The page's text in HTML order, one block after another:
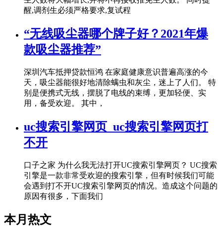
醒,调剂生必须严格要求,复试程
“无线吸尘器哪个牌子好？2021年爆
款吸尘器推荐”
深圳汽车抵押贷款恒鸿 在家庭健康意识普遍高涨的今
天，吸尘器能很好地清除螨虫和灰尘，迷上了人们。 特
别是便携式无线，摆脱了电线的束缚，更加轻便、实
用，备受欢迎。 其中，
uc搜索引擎网页_uc搜索引擎网页打
不开
口子之家 为什么我无法打开UC搜索引擎网页？ UC搜索
引擎是一款非常受欢迎的搜索引擎，但有时候我们可能
会遇到打不开UC搜索引擎网页的情况。造成这个问题的
原因有很多，下面我们
本月热文